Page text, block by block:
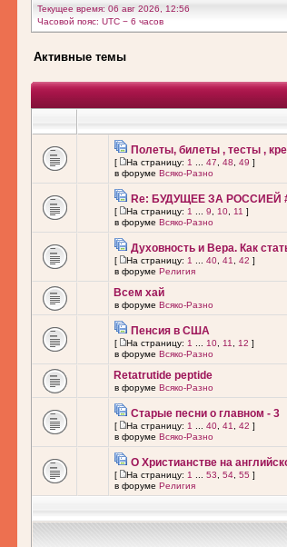
Текущее время: 06 авг 2026, 12:56
Часовой пояс: UTC − 6 часов
Активные темы
Полеты, билеты , тесты ,
[ На страницу: 1 47 48 49 ]
в форуме Всяко-Разно
Re: БУДУЩЕЕ ЗА РОССИЕЙ
[ На страницу: 1 9 10 11 ]
в форуме Всяко-Разно
Духовность и Вера. Как
[ На страницу: 1 40 41 42 ]
в форуме Религия
Всем хай
в форуме Всяко-Разно
Пенсия в США
[ На страницу: 1 10 11 12 ]
в форуме Всяко-Разно
Retatrutide peptide
в форуме Всяко-Разно
Старые песни о главном - 3
[ На страницу: 1 40 41 42 ]
в форуме Всяко-Разно
О Христианстве на
[ На страницу: 1 53 54 55 ]
в форуме Религия